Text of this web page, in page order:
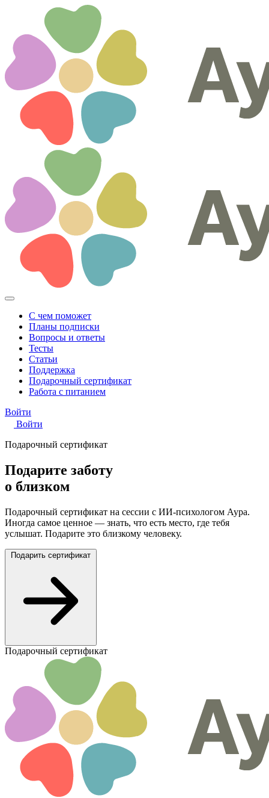
С чем поможет
Планы подписки
Вопросы и ответы
Тесты
Статьи
Поддержка
Подарочный сертификат
Работа с питанием
Войти
Войти
Подарочный сертификат
Подарите заботу
о близком
Подарочный сертификат на сессии с ИИ-психологом Аура.
Иногда самое ценное — знать, что есть место, где тебя
услышат. Подарите это близкому человеку.
Подарить сертификат
Подарочный сертификат